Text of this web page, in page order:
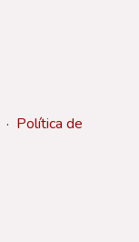
· Política de